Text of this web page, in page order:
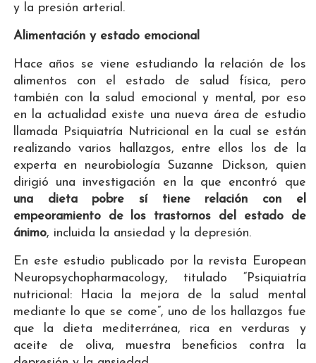
y la presión arterial.
Alimentación y estado emocional
Hace años se viene estudiando la relación de los
alimentos con el estado de salud física, pero
también con la salud emocional y mental, por eso
en la actualidad existe una nueva área de estudio
llamada Psiquiatría Nutricional en la cual se están
realizando varios hallazgos, entre ellos los de la
experta en neurobiología Suzanne Dickson, quien
dirigió una investigación en la que encontró que
una dieta pobre sí tiene relación con el
empeoramiento de los trastornos del estado de
ánimo, incluida la ansiedad y la depresión.
En este estudio publicado por la revista European
Neuropsychopharmacology, titulado “Psiquiatría
nutricional: Hacia la mejora de la salud mental
mediante lo que se come”, uno de los hallazgos fue
que la dieta mediterránea, rica en verduras y
aceite de oliva, muestra beneficios contra la